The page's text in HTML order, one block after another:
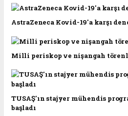
AstraZeneca Kovid-19'a karşı
Milli periskop ve nişangah
TUSAŞ'ın stajyer mühendis
başladı